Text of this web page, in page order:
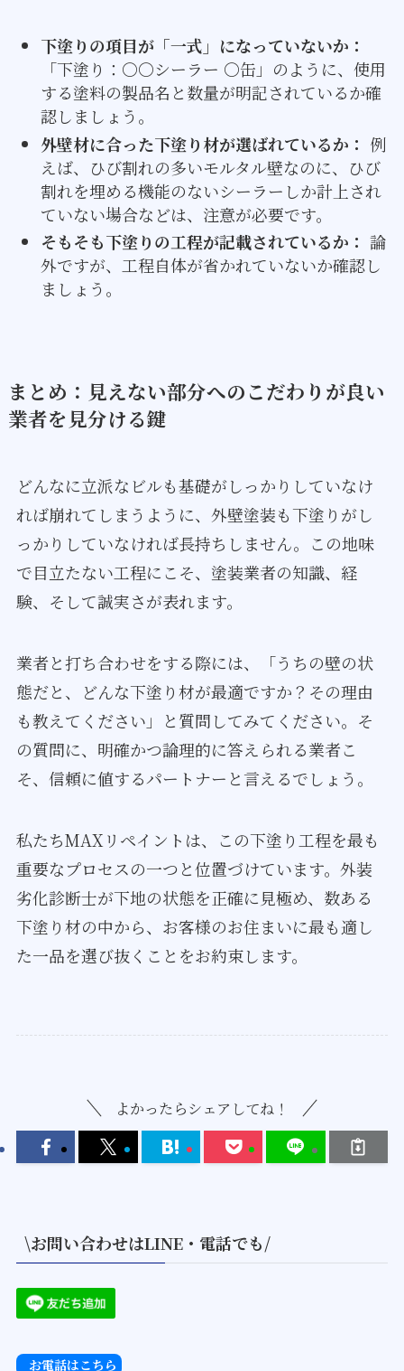
下塗りの項目が「一式」になっていないか：
「下塗り：〇〇シーラー 〇缶」のように、使用
する塗料の製品名と数量が明記されているか確
認しましょう。
外壁材に合った下塗り材が選ばれているか： 例
えば、ひび割れの多いモルタル壁なのに、ひび
割れを埋める機能のないシーラーしか計上され
ていない場合などは、注意が必要です。
そもそも下塗りの工程が記載されているか： 論
外ですが、工程自体が省かれていないか確認し
ましょう。
まとめ：見えない部分へのこだわりが良い
業者を見分ける鍵
どんなに立派なビルも基礎がしっかりしていなけ
れば崩れてしまうように、外壁塗装も下塗りがし
っかりしていなければ長持ちしません。この地味
で目立たない工程にこそ、塗装業者の知識、経
験、そして誠実さが表れます。
業者と打ち合わせをする際には、「うちの壁の状
態だと、どんな下塗り材が最適ですか？その理由
も教えてください」と質問してみてください。そ
の質問に、明確かつ論理的に答えられる業者こ
そ、信頼に値するパートナーと言えるでしょう。
私たちMAXリペイントは、この下塗り工程を最も
重要なプロセスの一つと位置づけています。外装
劣化診断士が下地の状態を正確に見極め、数ある
下塗り材の中から、お客様のお住まいに最も適し
た一品を選び抜くことをお約束します。
よかったらシェアしてね！
\お問い合わせはLINE・電話でも/
お電話はこちら